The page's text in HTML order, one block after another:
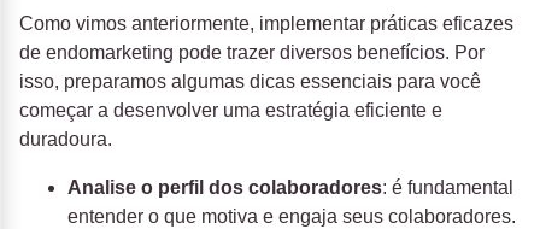
Como vimos anteriormente, implementar práticas eficazes
de endomarketing pode trazer diversos benefícios. Por
isso, preparamos algumas dicas essenciais para você
começar a desenvolver uma estratégia eficiente e
duradoura.
Analise o perfil dos colaboradores: é fundamental
entender o que motiva e engaja seus colaboradores.